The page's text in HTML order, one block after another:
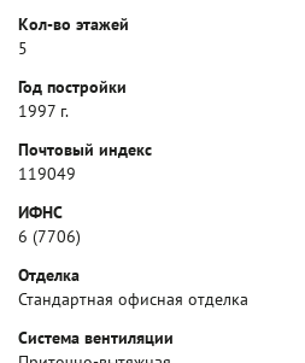
Кол-во этажей
5
Год постройки
1997 г.
Почтовый индекс
119049
ИФНС
6 (7706)
Отделка
Стандартная офисная отделка
Система вентиляции